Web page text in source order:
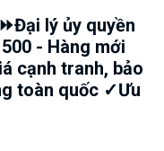
lý ủy quyền
- Hàng mới
cạnh tranh, bảo
toàn quốc ✓Ưu